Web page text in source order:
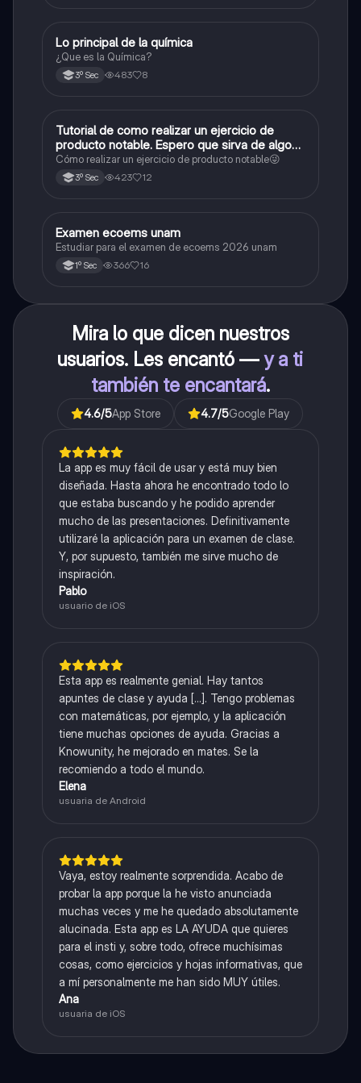
Química
Lo principal de la química
¿Que es la Química?
3º Sec 483 8
Matemáticas
Tutorial de como realizar un ejercicio de
producto notable. Espero que sirva de algo💕
😜
Cómo realizar un ejercicio de producto notable😜
3º Sec 423 12
Español
Examen ecoems unam
Estudiar para el examen de ecoems 2026 unam
1º Sec 366 16
Mira lo que dicen nuestros
usuarios. Les encantó —y a ti
también te encantará.
4.6/5App Store 4.7/5Google Play
La app es muy fácil de usar y está muy bien
diseñada. Hasta ahora he encontrado todo lo
que estaba buscando y he podido aprender
mucho de las presentaciones. Definitivamente
utilizaré la aplicación para un examen de clase.
Y, por supuesto, también me sirve mucho de
inspiración.
Pablo
usuario de iOS
Esta app es realmente genial. Hay tantos
apuntes de clase y ayuda [...]. Tengo problemas
con matemáticas, por ejemplo, y la aplicación
tiene muchas opciones de ayuda. Gracias a
Knowunity, he mejorado en mates. Se la
recomiendo a todo el mundo.
Elena
usuaria de Android
Vaya, estoy realmente sorprendida. Acabo de
probar la app porque la he visto anunciada
muchas veces y me he quedado absolutamente
alucinada. Esta app es LA AYUDA que quieres
para el insti y, sobre todo, ofrece muchísimas
cosas, como ejercicios y hojas informativas, que
a mí personalmente me han sido MUY útiles.
Ana
usuaria de iOS